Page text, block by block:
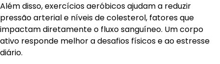
Além disso, exercícios aeróbicos ajudam a reduzir
pressão arterial e níveis de colesterol, fatores que
impactam diretamente o fluxo sanguíneo. Um corpo
ativo responde melhor a desafios físicos e ao estresse
diário.